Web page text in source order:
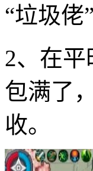
“垃圾佬”
2、在
包满了
收。